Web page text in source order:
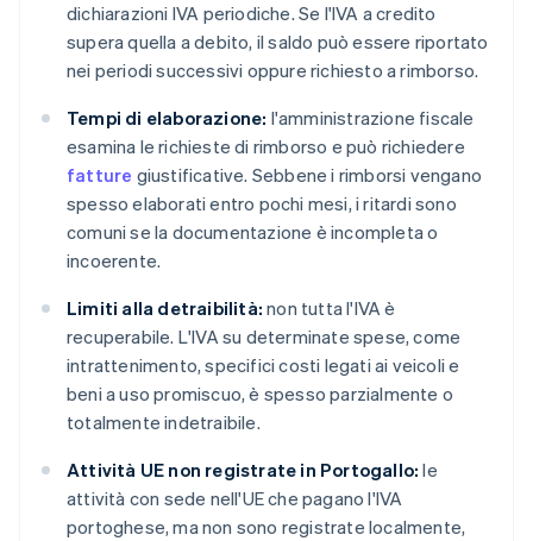
dichiarazioni IVA periodiche. Se l'IVA a credito
supera quella a debito, il saldo può essere riportato
nei periodi successivi oppure richiesto a rimborso.
Tempi di elaborazione: l'amministrazione fiscale
esamina le richieste di rimborso e può richiedere
fatture giustificative. Sebbene i rimborsi vengano
spesso elaborati entro pochi mesi, i ritardi sono
comuni se la documentazione è incompleta o
incoerente.
Limiti alla detraibilità: non tutta l'IVA è
recuperabile. L'IVA su determinate spese, come
intrattenimento, specifici costi legati ai veicoli e
beni a uso promiscuo, è spesso parzialmente o
totalmente indetraibile.
Attività UE non registrate in Portogallo: le
attività con sede nell'UE che pagano l'IVA
portoghese, ma non sono registrate localmente,